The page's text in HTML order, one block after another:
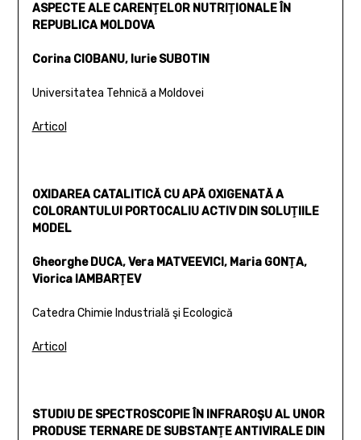
ASPECTE ALE CARENŢELOR NUTRIŢIONALE ÎN
REPUBLICA MOLDOVA
Corina CIOBANU, Iurie SUBOTIN
Universitatea Tehnică a Moldovei
Articol
OXIDAREA CATALITICĂ CU APĂ OXIGENATĂ A
COLORANTULUI PORTOCALIU ACTIV DIN SOLUŢIILE
MODEL
Gheorghe DUCA, Vera MATVEEVICI, Maria GONŢA,
Viorica IAMBARŢEV
Catedra Chimie Industrială şi Ecologică
Articol
STUDIU DE SPECTROSCOPIE ÎN INFRAROŞU AL UNOR
PRODUSE TERNARE DE SUBSTANŢE ANTIVIRALE DIN